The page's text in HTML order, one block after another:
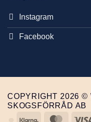
Instagram
Facebook
COPYRIGHT 2026 ©
SKOGSFÖRRÅD AB
Klarna